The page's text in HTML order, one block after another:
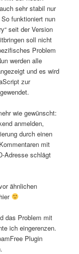
sehr stabil nur
funktioniert nun
seit der Version
soll nicht
Problem
werden alle
und es wird
zur
wie gewünscht:
anmelden,
durch einen
mit
Adresse schlägt
ähnlichen
das Problem mit
ich eingerenzen.
Plugin